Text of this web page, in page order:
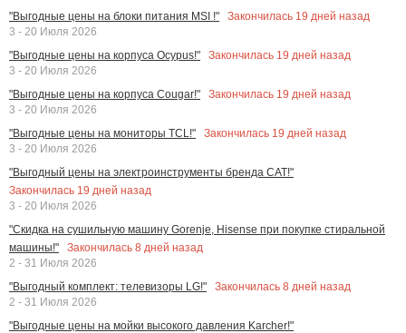
"Выгодные цены на блоки питания MSI !"
Закончилась 19 дней назад
3 - 20 Июля 2026
"Выгодные цены на корпуса Ocypus!"
Закончилась 19 дней назад
3 - 20 Июля 2026
"Выгодные цены на корпуса Cougar!"
Закончилась 19 дней назад
3 - 20 Июля 2026
"Выгодные цены на мониторы TCL!"
Закончилась 19 дней назад
3 - 20 Июля 2026
"Выгодный цены на электроинструменты бренда CAT!"
Закончилась 19 дней назад
3 - 20 Июля 2026
"Скидка на сушильную машину Gorenje, Hisense при покупке стиральной
машины!"
Закончилась 8 дней назад
2 - 31 Июля 2026
"Выгодный комплект: телевизоры LG!"
Закончилась 8 дней назад
2 - 31 Июля 2026
"Выгодные цены на мойки высокого давления Karcher!"